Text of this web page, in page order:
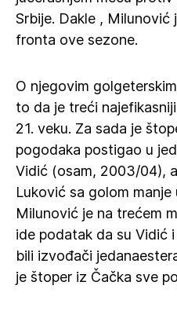
Srbije. Dakle , Milunović
fronta ove sezone.
O njegovim
to da je treći
21. veku. Za sada je
pogodaka postigao u
Vidić (osam, 2003/04),
Luković sa golom manje
Milunović je na trećem
ide podatak da su Vidić
bili izvođači
je štoper iz Čačka sve